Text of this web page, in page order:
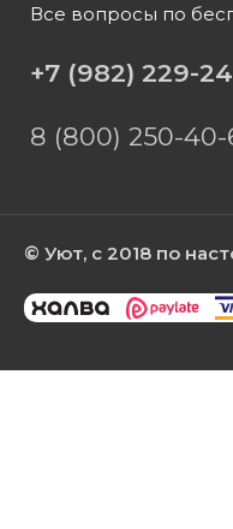
Все вопросы по
+7 (982) 229-
8 (800) 250-40-
© Уют, с 2018 по